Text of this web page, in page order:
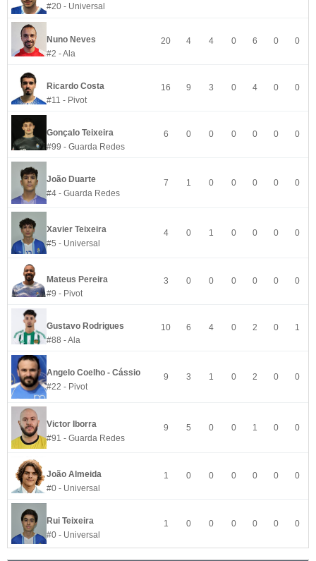
#20 - Universal
Nuno Neves
#2 - Ala
20 4 4 0 6 0 0
Ricardo Costa
#11 - Pivot
16 9 3 0 4 0 0
Gonçalo Teixeira
#99 - Guarda Redes
6 0 0 0 0 0 0
João Duarte
#4 - Guarda Redes
7 1 0 0 0 0 0
Xavier Teixeira
#5 - Universal
4 0 1 0 0 0 0
Mateus Pereira
#9 - Pivot
3 0 0 0 0 0 0
Gustavo Rodrigues
#88 - Ala
10 6 4 0 2 0 1
Angelo Coelho - Cássio
#22 - Pivot
9 3 1 0 2 0 0
Victor Iborra
#91 - Guarda Redes
9 5 0 0 1 0 0
João Almeida
#0 - Universal
1 0 0 0 0 0 0
Rui Teixeira
#0 - Universal
1 0 0 0 0 0 0